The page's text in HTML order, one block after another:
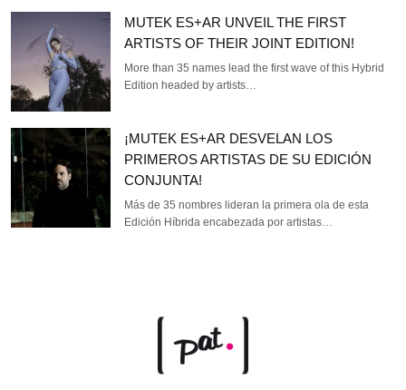
MUTEK ES+AR UNVEIL THE FIRST
ARTISTS OF THEIR JOINT EDITION!
More than 35 names lead the first wave of this Hybrid
Edition headed by artists…
¡MUTEK ES+AR DESVELAN LOS
PRIMEROS ARTISTAS DE SU EDICIÓN
CONJUNTA!
Más de 35 nombres lideran la primera ola de esta
Edición Híbrida encabezada por artistas…